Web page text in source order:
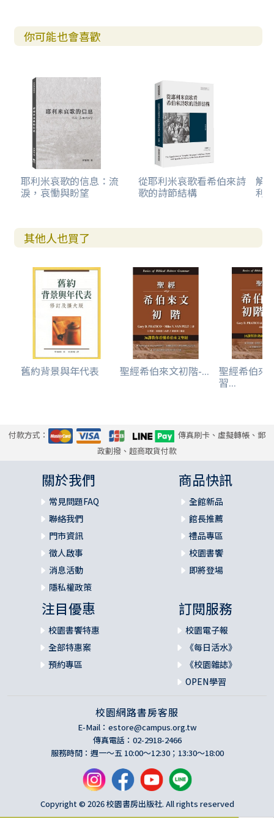
你可能也會喜歡
耶利米哀歌的信息：流
淚，哀慟與盼望
從耶利米哀歌看希伯來詩
歌的詩節結構
解
利
其他人也買了
舊約背景與年代表 聖經希伯來文初階-... 聖經希伯來
習...
付款方式：
傳真刷卡、虛擬轉帳、郵
政劃撥、超商取貨付款
關於我們
常見問題FAQ
聯絡我們
門市資訊
徵人啟事
消息活動
隱私權政策
商品快訊
全館新品
館長推薦
禮品專區
校園書饗
即將登場
注目優惠
校園書饗特惠
全部特惠案
預約專區
訂閱服務
校園電子報
《每日活水》
《校園雜誌》
OPEN學習
校園網路書房客服
E-Mail： estore@campus.org.tw
傳真電話：02-2918-2466
服務時間：週一～五 10:00～12:30；13:30～18:00
Copyright © 2026 校園書房出版社. All rights reserved